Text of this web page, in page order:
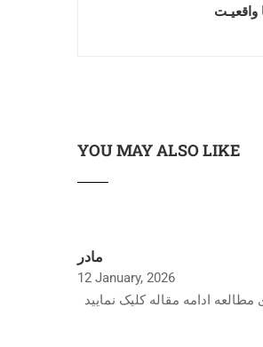
YOU MAY ALSO LIKE
مادر
12 January, 2026
مطالعه ادامه مقاله کلیک نمایید